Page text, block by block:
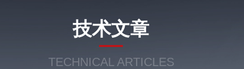
技术文章
TECHNICAL ARTICLES